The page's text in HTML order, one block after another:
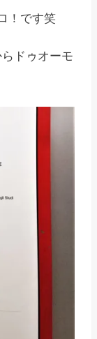
！です笑
ドゥオーモ